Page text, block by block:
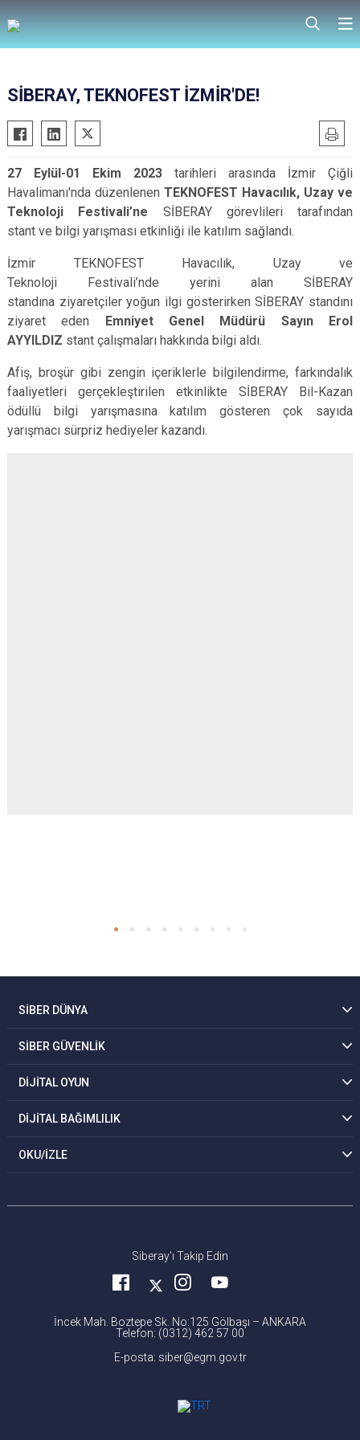
SİBERAY, TEKNOFEST İZMİR'DE!
27 Eylül-01 Ekim 2023 tarihleri arasında İzmir Çiğli
Havalimanı'nda düzenlenen TEKNOFEST Havacılık, Uzay ve
Teknoloji Festivali’ne SİBERAY görevlileri tarafından
stant ve bilgi yarışması etkinliği ile katılım sağlandı.
İzmir TEKNOFEST Havacılık, Uzay ve
Teknoloji Festivali’nde yerini alan SİBERAY
standına ziyaretçiler yoğun ilgi gösterirken SİBERAY standını
ziyaret eden Emniyet Genel Müdürü Sayın Erol
AYYILDIZ stant çalışmaları hakkında bilgi aldı.
Afiş, broşür gibi zengin içeriklerle bilgilendirme, farkındalık
faaliyetleri gerçekleştirilen etkinlikte SİBERAY Bil-Kazan
ödüllü bilgi yarışmasına katılım gösteren çok sayıda
yarışmacı sürpriz hediyeler kazandı.
SİBER DÜNYA
SİBER GÜVENLİK
DİJİTAL OYUN
DİJİTAL BAĞIMLILIK
OKU/İZLE
Siberay'ı Takip Edin
İncek Mah. Boztepe Sk. No:125 Gölbaşı – ANKARA
Telefon: (0312) 462 57 00
E-posta: siber@egm.gov.tr